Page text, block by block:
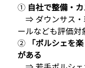
① 自社で整備・
⇒ ダウンサス・
ールなども評価対
② 「ポルシェを
がある